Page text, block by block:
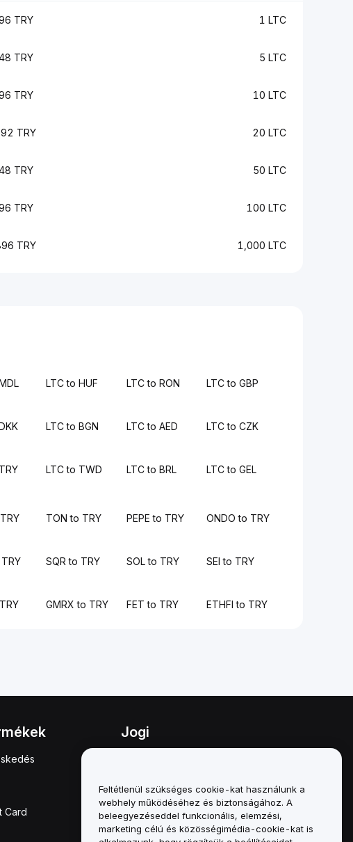
TRY 1 LTC
TRY 5 LTC
TRY 10 LTC
TRY 20 LTC
TRY 50 LTC
TRY 100 LTC
TRY 1,000 LTC
LTC to HUF LTC to RON LTC to GBP
LTC to BGN LTC to AED LTC to CZK
LTC to TWD LTC to BRL LTC to GEL
TON to TRY PEPE to TRY ONDO to TRY
SQR to TRY SOL to TRY SEI to TRY
GMRX to TRY FET to TRY ETHFI to TRY
Card
Jogi
A letétkezelési és
adminisztrációs szabályzat
összefoglalója
ESG-információk
Feltétlenül szükséges cookie-kat használunk a
webhely működéséhez és biztonságához. A
beleegyezéseddel funkcionális, elemzési,
marketing célú és közösségimédia-cookie-kat is